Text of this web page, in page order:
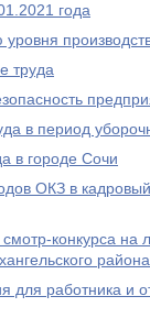
года
труда
в период
в городе Сочи
ОКЗ в
конкурса на
работника и